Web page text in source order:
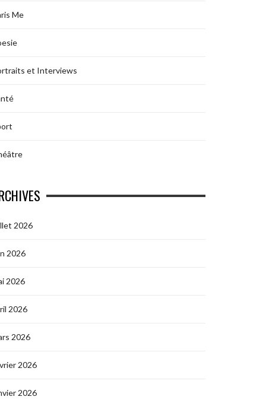
Me
et Interviews
2026
2026
2026
2026
2026
2026
2026